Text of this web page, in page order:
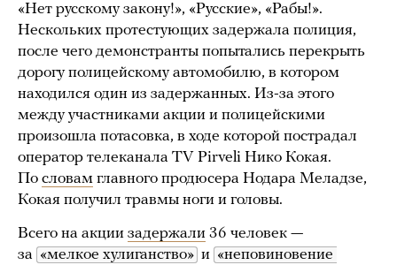
«Нет русскому закону!», «Русские», «Рабы!».
Нескольких протестующих задержала полиция,
после чего демонстранты попытались перекрыть
дорогу полицейскому автомобилю, в котором
находился один из задержанных. Из-за этого
между участниками акции и полицейскими
произошла потасовка, в ходе которой пострадал
оператор телеканала TV Pirveli Нико Кокая.
По словам главного продюсера Нодара Меладзе,
Кокая получил травмы ноги и головы.
Всего на акции задержали 36 человек —
за «мелкое хулиганство» и «неповиновение